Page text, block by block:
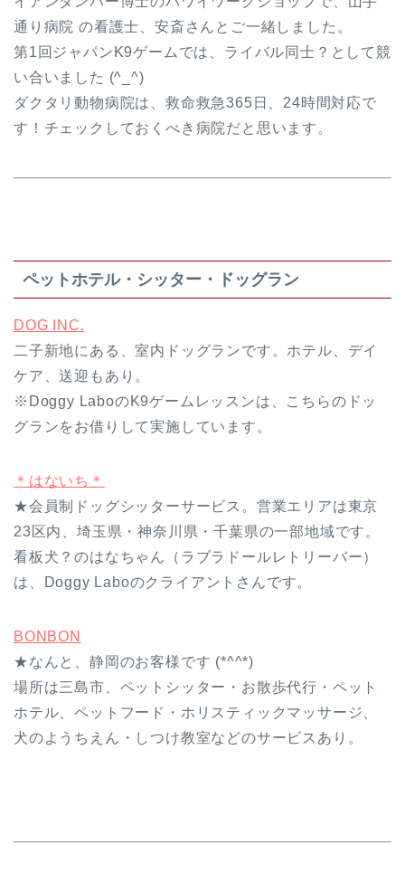
通り病院 の看護士、安斎さんとご一緒しました。
第1回ジャパンK9ゲームでは、ライバル同士？として競
い合いました (^_^)
ダクタリ動物病院は、救命救急365日、24時間対応で
す！チェックしておくべき病院だと思います。
ペットホテル・シッター・ドッグラン
DOG INC.
二子新地にある、室内ドッグランです。ホテル、デイ
ケア、送迎もあり。
※Doggy LaboのK9ゲームレッスンは、こちらのドッ
グランをお借りして実施しています。
＊はないち＊
★会員制ドッグシッターサービス。営業エリアは東京
23区内、埼玉県・神奈川県・千葉県の一部地域です。
看板犬？のはなちゃん（ラブラドールレトリーバー）
は、Doggy Laboのクライアントさんです。
BONBON
★なんと、静岡のお客様です (*^^*)
場所は三島市、ペットシッター・お散歩代行・ペット
ホテル、ペットフード・ホリスティックマッサージ、
犬のようちえん・しつけ教室などのサービスあり。